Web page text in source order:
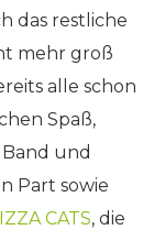
das restliche
mehr groß
alle schon
Spaß,
und
Part sowie
CATS, die